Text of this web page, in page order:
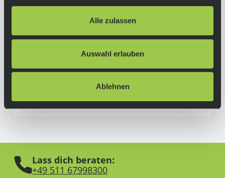
Alle zulassen
Auswahl erlauben
Ablehnen
Alle Produkte von Pinarello
Cicli Pinarello S.r.l.
Viale della Repubblica 12
https://www.pinarello.com
Lass dich beraten:
+49 511 67998300